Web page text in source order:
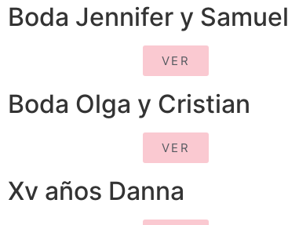
Boda Jennifer y Samuel
VER
Boda Olga y Cristian
VER
Xv años Danna